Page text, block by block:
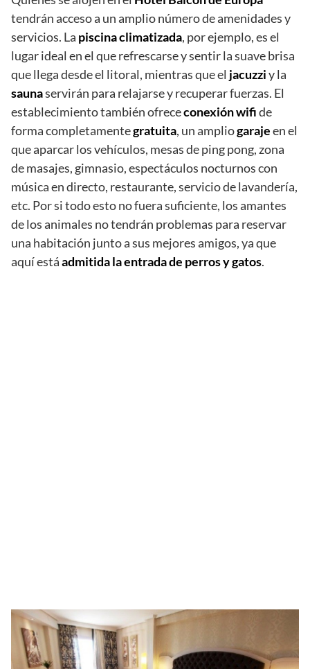
tendrán acceso a un amplio número de amenidades y
servicios. La piscina climatizada, por ejemplo, es el
lugar ideal en el que refrescarse y sentir la suave brisa
que llega desde el litoral, mientras que el jacuzziy la
saunaservirán para relajarse y recuperar fuerzas. El
establecimiento también ofrececonexión wifide
forma completamentegratuita, un ampliogarajeen el
que aparcar los vehículos, mesas de ping pong, zona
de masajes, gimnasio, espectáculos nocturnos con
música en directo, restaurante, servicio de lavandería,
etc. Por si todo esto no fuera suficiente, los amantes
de los animales no tendrán problemas para reservar
una habitación junto a sus mejores amigos, ya que
aquí estáadmitida la entrada de perros y gatos.